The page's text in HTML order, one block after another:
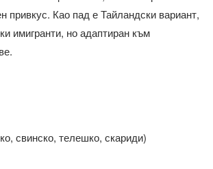
привкус. Као пад е Тайландски вариант,
имигранти, но адаптиран към
свинско, телешко, скариди)